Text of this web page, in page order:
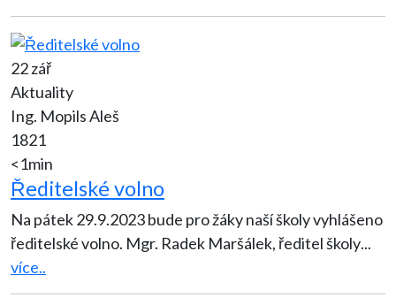
22 zář
Aktuality
Ing. Mopils Aleš
1821
<1min
Ředitelské volno
Na pátek 29.9.2023 bude pro žáky naší školy vyhlášeno
ředitelské volno. Mgr. Radek Maršálek, ředitel školy...
více..